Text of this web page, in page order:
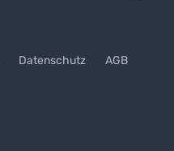
Datenschutz AGB